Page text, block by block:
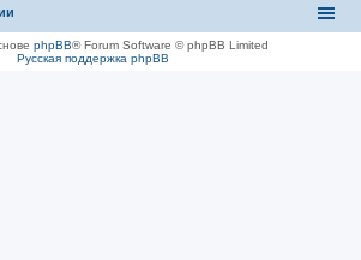
phpBB® Forum Software © phpBB Limited
Русская поддержка phpBB